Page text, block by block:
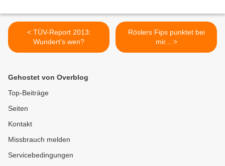
< TÜV-Report 2013:
Wundert's wen?
Röslers Fips punktet bei
mir... >
Gehostet von Overblog
Top-Beiträge
Seiten
Kontakt
Missbrauch melden
Servicebedingungen